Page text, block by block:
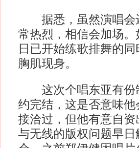
据悉，虽然演唱会
常热烈，相信会加场
日已开始练歌排舞的
胸肌现身。
这次个唱东亚有份
约完结，这是否意味
接洽过，但他有意自
与无线的版权问题早